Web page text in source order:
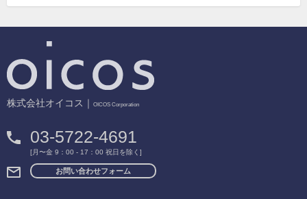
株式会社オイコス｜ OICOS Corporation
03-5722-4691
[月〜金 9：00 - 17：00 祝日を除く]
お問い合わせフォーム